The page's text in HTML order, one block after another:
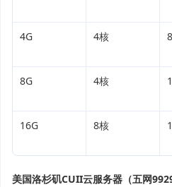
4G 4核
8G 4核
16G 8核
美国洛杉矶CUII云服务器（五网